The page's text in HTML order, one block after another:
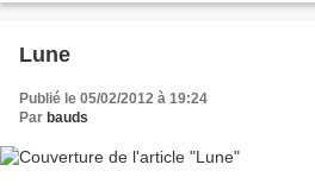
Lune
Publié le 05/02/2012 à 19:24
Par bauds